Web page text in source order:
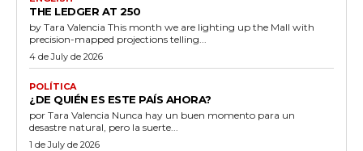
THE LEDGER AT 250
by Tara Valencia This month we are lighting up the Mall with
precision-mapped projections telling...
4 de July de 2026
POLÍTICA
¿DE QUIÉN ES ESTE PAÍS AHORA?
por Tara Valencia Nunca hay un buen momento para un
desastre natural, pero la suerte...
1 de July de 2026